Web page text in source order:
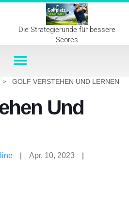
Die Strategierunde für bessere
Scores
GOLF VERSTEHEN UND LERNEN
Und
Apr. 10, 2023